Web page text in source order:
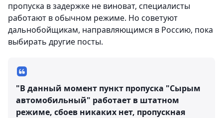
пропуска в задержке не виноват, специалисты
работают в обычном режиме. Но советуют
дальнобойщикам, направляющимся в Россию, пока
выбирать другие посты.
"В данный момент пункт пропуска "Сырым
автомобильный" работает в штатном
режиме, сбоев никаких нет, пропускная